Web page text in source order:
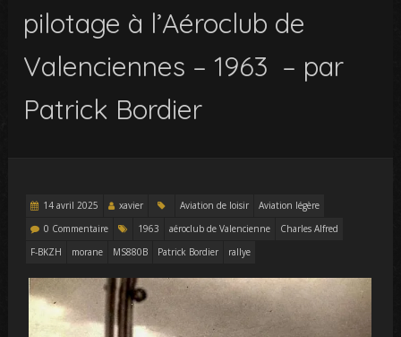
pilotage à l’Aéroclub de
Valenciennes – 1963 – par
Patrick Bordier
14 avril 2025 xavier Aviation de loisir
Aviation légère
0 Commentaire
1963 aéroclub de Valencienne
Charles Alfred
F-BKZH
morane MS880B Patrick Bordier rallye